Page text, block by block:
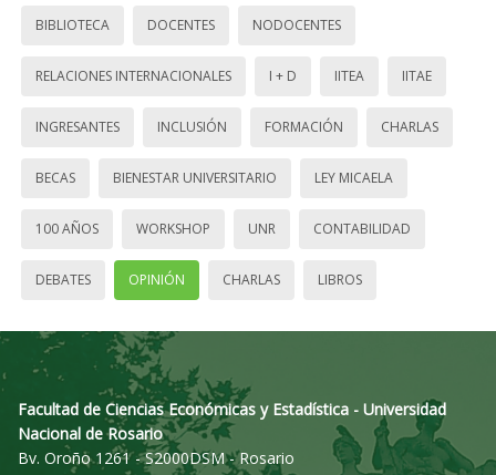
BIBLIOTECA DOCENTES NODOCENTES
RELACIONES INTERNACIONALES I + D IITEA IITAE
INGRESANTES INCLUSIÓN FORMACIÓN CHARLAS
BECAS BIENESTAR UNIVERSITARIO LEY MICAELA
100 AÑOS WORKSHOP UNR CONTABILIDAD
DEBATES OPINIÓN CHARLAS LIBROS
Facultad de Ciencias Económicas y Estadística - Universidad
Nacional de Rosario
Bv. Oroño 1261 - S2000DSM - Rosario